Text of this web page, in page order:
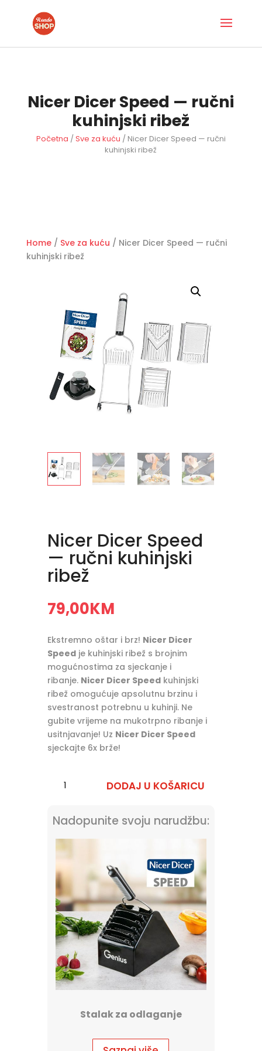
Nicer Dicer Speed — ručni
kuhinjski ribež
Početna /Sve za kuću / Nicer Dicer Speed — ručni
kuhinjski ribež
Home/ Sve za kuću / Nicer Dicer Speed — ručni
kuhinjski ribež
Nicer Dicer Speed
— ručni kuhinjski
ribež
79,00KM
Ekstremno oštar i brz! Nicer Dicer
Speed​​je kuhinjski ribež s brojnim
mogućnostima za sjeckanje i
ribanje. Nicer Dicer Speed​ kuhinjski
ribež omogućuje apsolutnu brzinu i
svestranost potrebnu u kuhinji. Ne
gubite vrijeme na mukotrpno ribanje i
usitnjavanje! Uz Nicer Dicer Speed
sjeckajte 6x brže!
Dicer
—
ribež
količina
DODAJ U KOŠARICU
Nadopunite svoju narudžbu:
Stalak za odlaganje